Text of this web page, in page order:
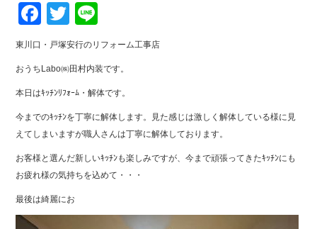
Facebook
Twitter
東川口・戸塚安行のリフォーム工事店
おうちLabo㈱田村内装です。
本日はｷｯﾁﾝﾘﾌｫｰﾑ・解体です。
今までのｷｯﾁﾝを丁寧に解体します。見た感じは激しく解体している様に見
えてしまいますが職人さんは丁寧に解体しております。
お客様と選んだ新しいｷｯﾁﾝも楽しみですが、今まで頑張ってきたｷｯﾁﾝにも
お疲れ様の気持ちを込めて・・・
最後は綺麗にお